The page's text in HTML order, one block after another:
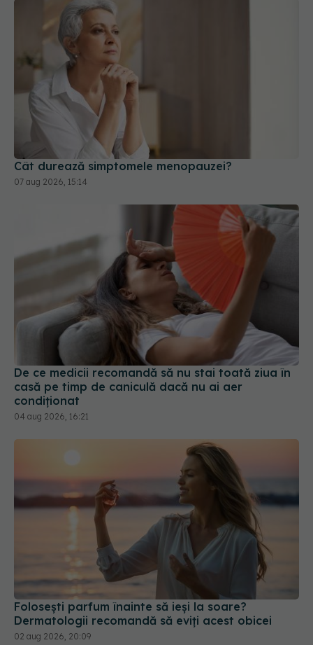
Cât durează simptomele menopauzei?
07 aug 2026, 15:14
De ce medicii recomandă să nu stai toată ziua în
casă pe timp de caniculă dacă nu ai aer
condiționat
04 aug 2026, 16:21
Folosești parfum înainte să ieși la soare?
Dermatologii recomandă să eviți acest obicei
02 aug 2026, 20:09